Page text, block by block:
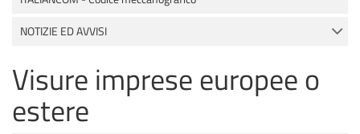
NOTIZIE ED AVVISI
Visure imprese europee o
estere